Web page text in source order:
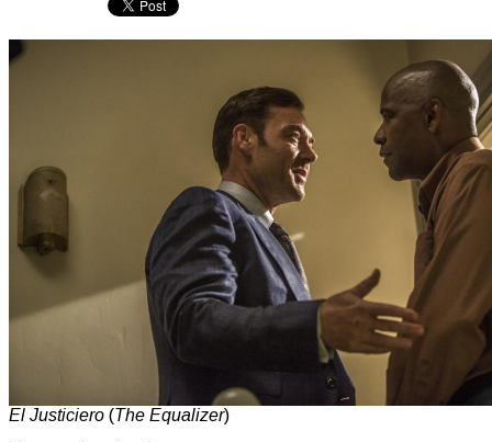
El Justiciero (The Equalizer)